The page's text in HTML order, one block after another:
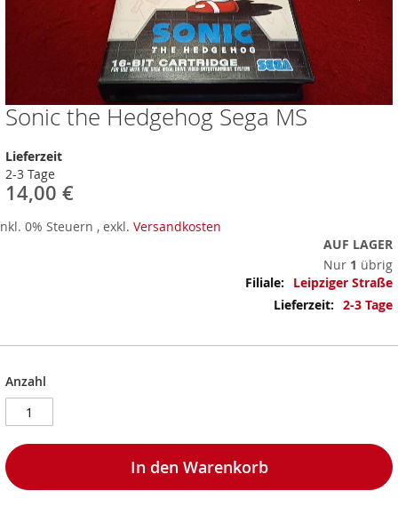
Sonic the Hedgehog Sega MS
Lieferzeit
2-3 Tage
14,00 €
0% Steuern , exkl. Versandkosten
AUF LAGER
Nur 1 übrig
Mehr
Informationen
Leipziger Straße
2-3 Tage
Anzahl
In den Warenkorb
Zum
Anfang
der
Bildergalerie
springen